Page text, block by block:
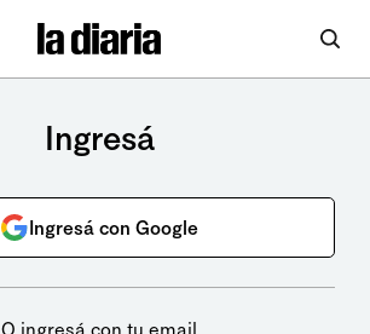
Ingresá
Ingresá con Google